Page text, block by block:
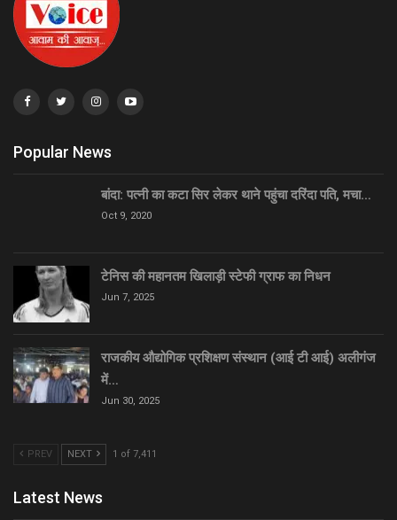
Popular News
बांदा: पत्नी का कटा सिर लेकर थाने पहुंचा दरिंदा पति, मचा…
Oct 9, 2020
टेनिस की महानतम खिलाड़ी स्टेफी ग्राफ का निधन
Jun 7, 2025
राजकीय औद्योगिक प्रशिक्षण संस्थान (आई टी आई) अलीगंज
में…
Jun 30, 2025
PREV NEXT 1 of 7,411
Latest News